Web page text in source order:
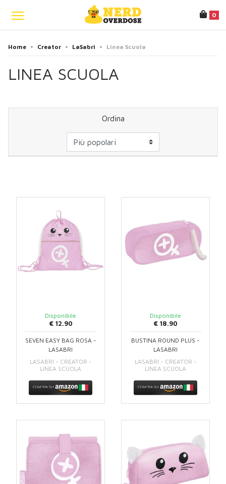
0
Home • Creator • LaSabri • Linea Scuola
LINEA SCUOLA
Ordina
Disponibile
€ 12.90
SEVEN EASY BAG ROSA -
LASABRI
LASABRI - CREATOR -
LINEA SCUOLA
Disponibile
€ 18.90
BUSTINA ROUND PLUS -
LASABRI
LASABRI - CREATOR -
LINEA SCUOLA